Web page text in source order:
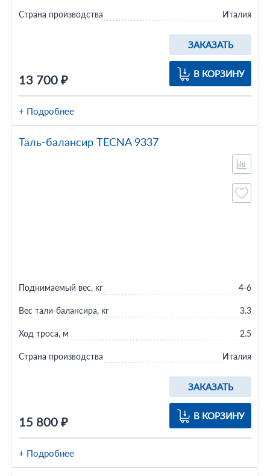
13 700 ₽
ЗАКАЗАТЬ
В КОРЗИНУ
Страна производства Италия
+ Подробнее
Таль-балансир TECNA 9337
15 800 ₽
ЗАКАЗАТЬ
В КОРЗИНУ
Поднимаемый вес, кг 4-6
Вес тали-балансира, кг 3.3
Ход троса, м 2.5
Страна производства Италия
+ Подробнее